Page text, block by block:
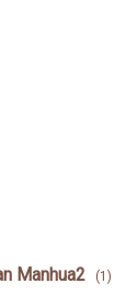
Manhua2 (1)